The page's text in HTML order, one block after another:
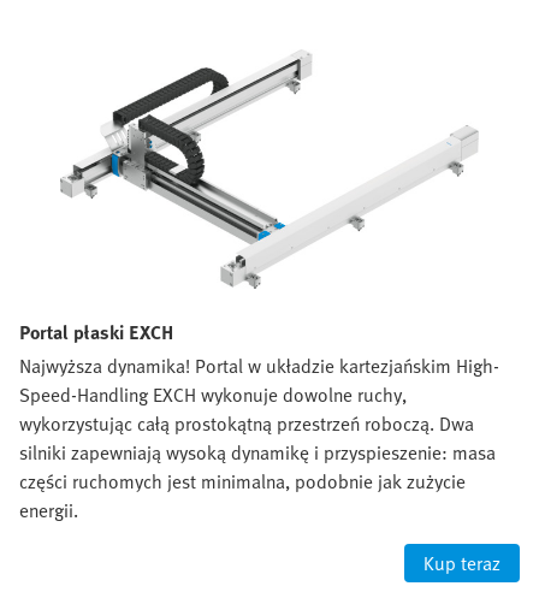
Portal płaski EXCH
Najwyższa dynamika! Portal w układzie kartezjańskim High-
Speed-Handling EXCH wykonuje dowolne ruchy,
wykorzystując całą prostokątną przestrzeń roboczą. Dwa
silniki zapewniają wysoką dynamikę i przyspieszenie: masa
części ruchomych jest minimalna, podobnie jak zużycie
energii.
Kup teraz